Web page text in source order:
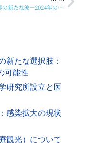
半導体業界の新たな波—2024年の展望 医療業界への影響は？
新たな選択肢：
可能性
研究所設立と医
感染拡大の現状
観光）について